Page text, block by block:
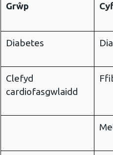
Grŵp
Diabetes
Clefyd
cardiofasgwlaidd